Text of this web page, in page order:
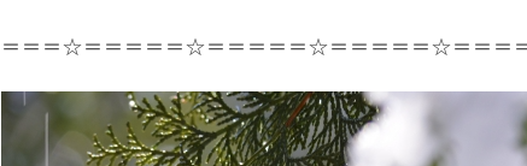
＝＝＝☆＝＝＝＝＝☆＝＝＝＝＝☆＝＝＝＝＝☆＝＝＝